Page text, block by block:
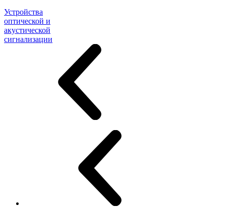
Устройства
оптической и
акустической
сигнализации